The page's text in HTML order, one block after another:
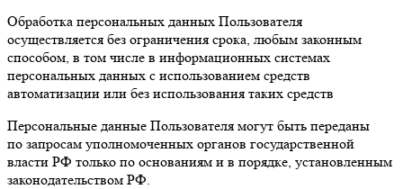
Обработка персональных данных Пользователя
осуществляется без ограничения срока, любым законным
способом, в том числе в информационных системах
персональных данных с использованием средств
автоматизации или без использования таких средств
Персональные данные Пользователя могут быть переданы
по запросам уполномоченных органов государственной
власти РФ только по основаниям и в порядке, установленным
законодательством РФ.